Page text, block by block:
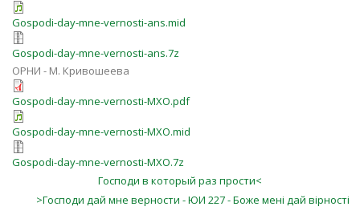
Gospodi-day-mne-vernosti-ans.mid
Gospodi-day-mne-vernosti-ans.7z
ОРНИ - М. Кривошеева
Gospodi-day-mne-vernosti-MXO.pdf
Gospodi-day-mne-vernosti-MXO.mid
Gospodi-day-mne-vernosti-MXO.7z
Господи в который раз прости<
>Господи дай мне верности - ЮИ 227 - Боже мені дай вірності